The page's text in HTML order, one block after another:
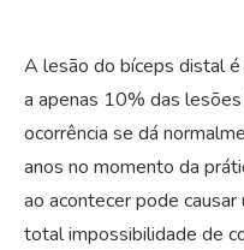
A lesão do bíceps distal
a apenas 10% das
ocorrência se dá
anos no momento da
ao acontecer pode
total impossibilidade de